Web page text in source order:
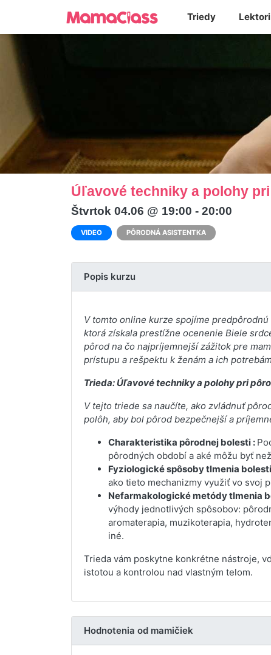
Triedy Lektori
Úľavové techniky a polohy
Štvrtok 04.06 @ 19:00 - 20:00
VIDEO PÔRODNÁ ASISTENTKA
Popis kurzu
V tomto online kurze spojíme
ktorá získala prestížne ocenenie Biele
pôrod na čo najpríjemnejší zážitok pre
prístupu a rešpektu k ženám a ich
Trieda: Úľavové techniky a polohy pri
V tejto triede sa naučíte, ako zvládnuť
polôh, aby bol pôrod bezpečnejší a
Charakteristika pôrodnej bolesti :
pôrodných období a aké môžu byť
Fyziologické spôsoby tlmenia
ako tieto mechanizmy využiť vo svoj
Nefarmakologické metódy tlmenia
výhody jednotlivých spôsobov:
aromaterapia, muzikoterapia,
iné.
Trieda vám poskytne konkrétne nástroje,
istotou a kontrolou nad vlastným telom.
Hodnotenia od mamičiek